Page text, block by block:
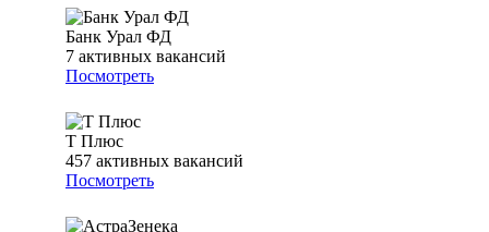
Банк Урал ФД
7 активных вакансий
Посмотреть
Т Плюс
457 активных вакансий
Посмотреть